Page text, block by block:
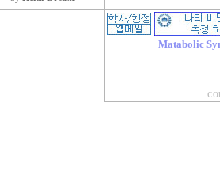
Matabolic